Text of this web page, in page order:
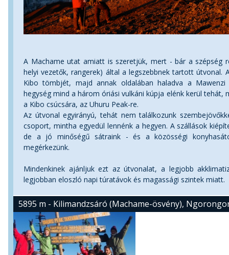
A Machame utat amiatt is szeretjük, mert - bár a szépség
helyi vezetők, rangerek) által a legszebbnek tartott útvonal.
Kibo tömbjét, majd annak oldalában haladva a
hegység mind a három óriási vulkáni kúpja elénk kerül tehát,
a Kibo csúcsára, az Uhuru Peak-re.
Az útvonal egyirányú, tehát nem találkozunk
csoport, mintha egyedül lennénk a hegyen. A szállások
de a jó minőségű sátraink - és a közösségi
megérkezünk.
Mindenkinek ajánljuk ezt az útvonalat, a legjobb
legjobban eloszló napi túratávok és magassági szintek miatt.
5895 m - Kilimandzsáró (Machame-ösvény),